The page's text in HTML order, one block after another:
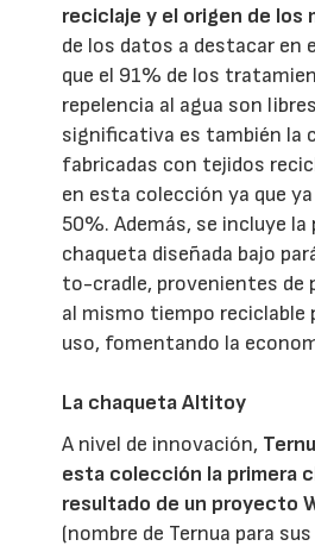
reciclaje y el origen de los
de los datos a destacar en
que el 91% de los
repelencia al agua son
significativa es también la
fabricadas con tejidos
en esta colección ya que
50%. Además, se incluye la
chaqueta diseñada bajo
to-cradle, provenientes de
al mismo tiempo reciclable
uso, fomentando la
La chaqueta Altitoy
A nivel de innovación,
esta colección la primera
resultado de un proyecto
(nombre de Ternua para